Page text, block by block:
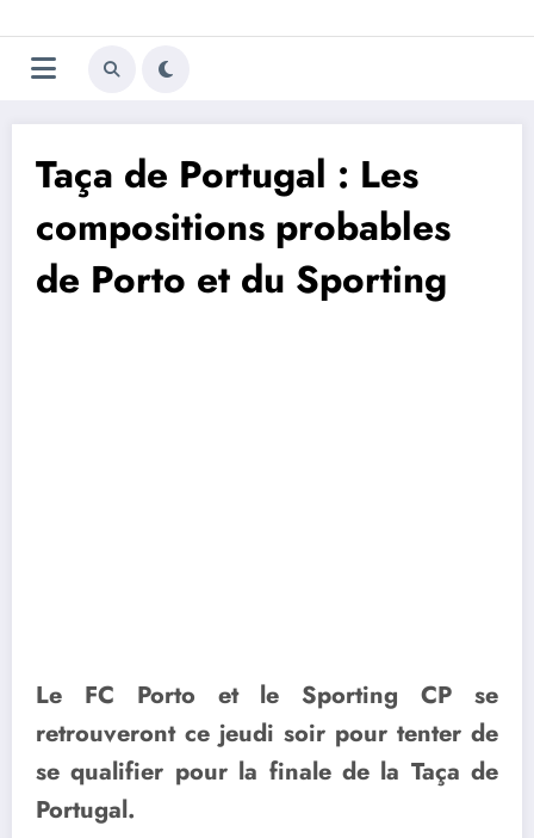
au
contenu
Trivela
L'actualité du football
Taça de Portugal : Les
compositions probables
de Porto et du Sporting
Le FC Porto et le Sporting CP se
retrouveront ce jeudi soir pour tenter de
se qualifier pour la finale de la Taça de
Portugal.